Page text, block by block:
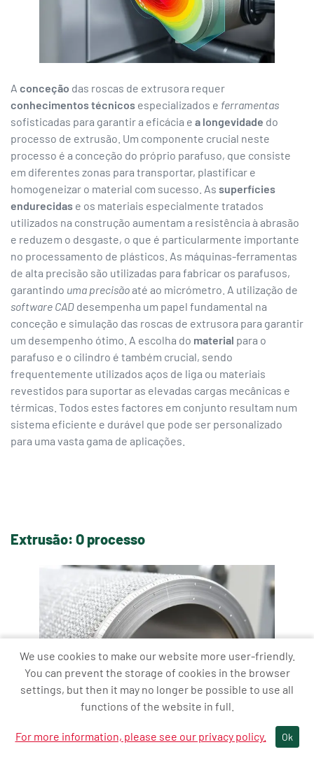
A conceção das roscas de extrusora requer
conhecimentos técnicos especializados e ferramentas
sofisticadas para garantir a eficácia e a longevidade do
processo de extrusão. Um componente crucial neste
processo é a conceção do próprio parafuso, que consiste
em diferentes zonas para transportar, plastificar e
homogeneizar o material com sucesso. As superfícies
endurecidas e os materiais especialmente tratados
utilizados na construção aumentam a resistência à abrasão
e reduzem o desgaste, o que é particularmente importante
no processamento de plásticos. As máquinas-ferramentas
de alta precisão são utilizadas para fabricar os parafusos,
garantindo uma precisãoaté ao micrómetro. A utilização de
software CAD desempenha um papel fundamental na
conceção e simulação das roscas de extrusora para garantir
um desempenho ótimo. A escolha do material para o
parafuso e o cilindro é também crucial, sendo
frequentemente utilizados aços de liga ou materiais
revestidos para suportar as elevadas cargas mecânicas e
térmicas. Todos estes factores em conjunto resultam num
sistema eficiente e durável que pode ser personalizado
para uma vasta gama de aplicações.
Extrusão: O processo
We use cookies to make our website more user-friendly.
You can prevent the storage of cookies in the browser
settings, but then it may no longer be possible to use all
functions of the website in full.
For more information, please see our privacy policy. Ok